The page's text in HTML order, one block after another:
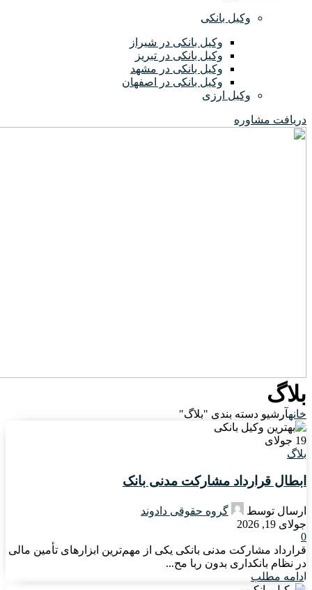
وکیل بانکی
وکیل بانکی در شیراز
وکیل بانکی در تبریز
وکیل بانکی در مشهد
وکیل بانکی در اصفهان
وکیل ارزی
دریافت مشاوره
بلاگ
خانهآرشیو دسته بندی "بلاگ"
19 جولای
بلاگ
ابطال قرارداد مشارکت مدنی بانک
ارسال توسط
گروه حقوقی دادوند
جولای 19, 2026
0
قرارداد مشارکت مدنی بانکی یکی از مهم‌ترین ابزارهای تأمین مالی
در نظام بانکداری بدون ربا مح...
ادامه مطلب